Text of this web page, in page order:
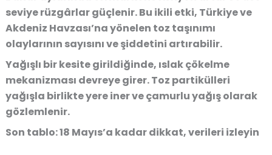
seviye rüzgârlar güçlenir. Bu ikili etki, Türkiye ve
Akdeniz Havzası’na yönelen toz taşınımı
olaylarının sayısını ve şiddetini artırabilir.
Yağışlı bir kesite girildiğinde, ıslak çökelme
mekanizması devreye girer. Toz partikülleri
yağışla birlikte yere iner ve çamurlu yağış olarak
gözlemlenir.
Son tablo: 18 Mayıs’a kadar dikkat, verileri izleyin